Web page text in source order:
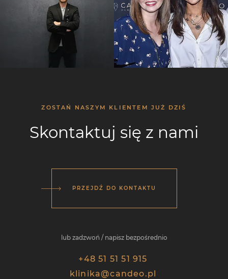
ZOSTAŃ NASZYM KLIENTEM JUŻ DZIŚ
Skontaktuj się z nami
PRZEJDŹ DO KONTAKTU
lub zadzwoń / napisz bezpośrednio
+48 51 51 51 915
klinika@candeo.pl